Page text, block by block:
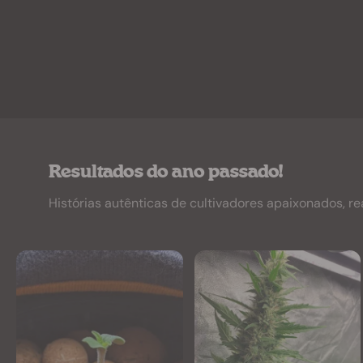
Resultados do ano passado!
Histórias autênticas de cultivadores apaixonados,